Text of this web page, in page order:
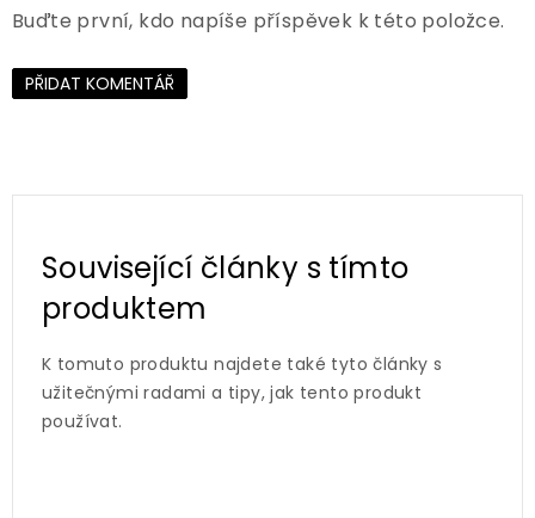
Buďte první, kdo napíše příspěvek k této položce.
PŘIDAT KOMENTÁŘ
Související články s tímto
produktem
K tomuto produktu najdete také tyto články s
užitečnými radami a tipy, jak tento produkt
používat.